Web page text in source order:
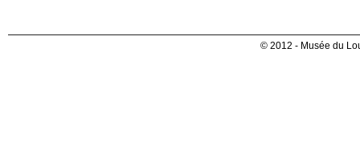
© 2012 - Musée du